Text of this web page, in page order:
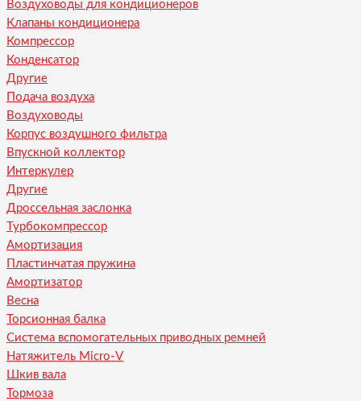
Воздуховоды для кондиционеров
Клапаны кондиционера
Компрессор
Конденсатор
Другие
Подача воздуха
Воздуховоды
Корпус воздушного фильтра
Впускной коллектор
Интеркулер
Другие
Дроссельная заслонка
Турбокомпрессор
Амортизация
Пластинчатая пружина
Амортизатор
Весна
Торсионная балка
Система вспомогательных приводных ремней
Натяжитель Micro-V
Шкив вала
Тормоза